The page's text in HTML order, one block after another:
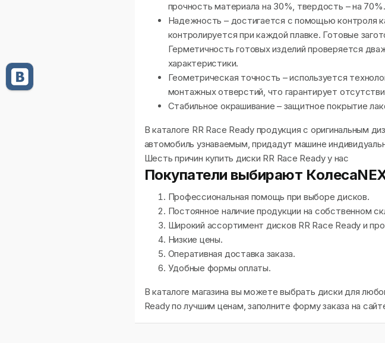
прочность материала на 30%, твердость – на 70%.
Надежность – достигается с помощью контроля
контролируется при каждой плавке. Готовые
Герметичность готовых изделий проверяется
характеристики.
Геометрическая точность – используется
монтажных отверстий, что гарантирует
Стабильное окрашивание – защитное покрытие
В каталоге RR Race Ready продукция с оригинальным
автомобиль узнаваемым, придадут машине
Шесть причин купить диски RR Race Ready у нас
Покупатели выбирают
Профессиональная помощь при выборе дисков.
Постоянное наличие продукции на собственном
Широкий ассортимент дисков RR Race Ready и
Низкие цены.
Оперативная доставка заказа.
Удобные формы оплаты.
В каталоге магазина вы можете выбрать диски для
Ready по лучшим ценам, заполните форму заказа на